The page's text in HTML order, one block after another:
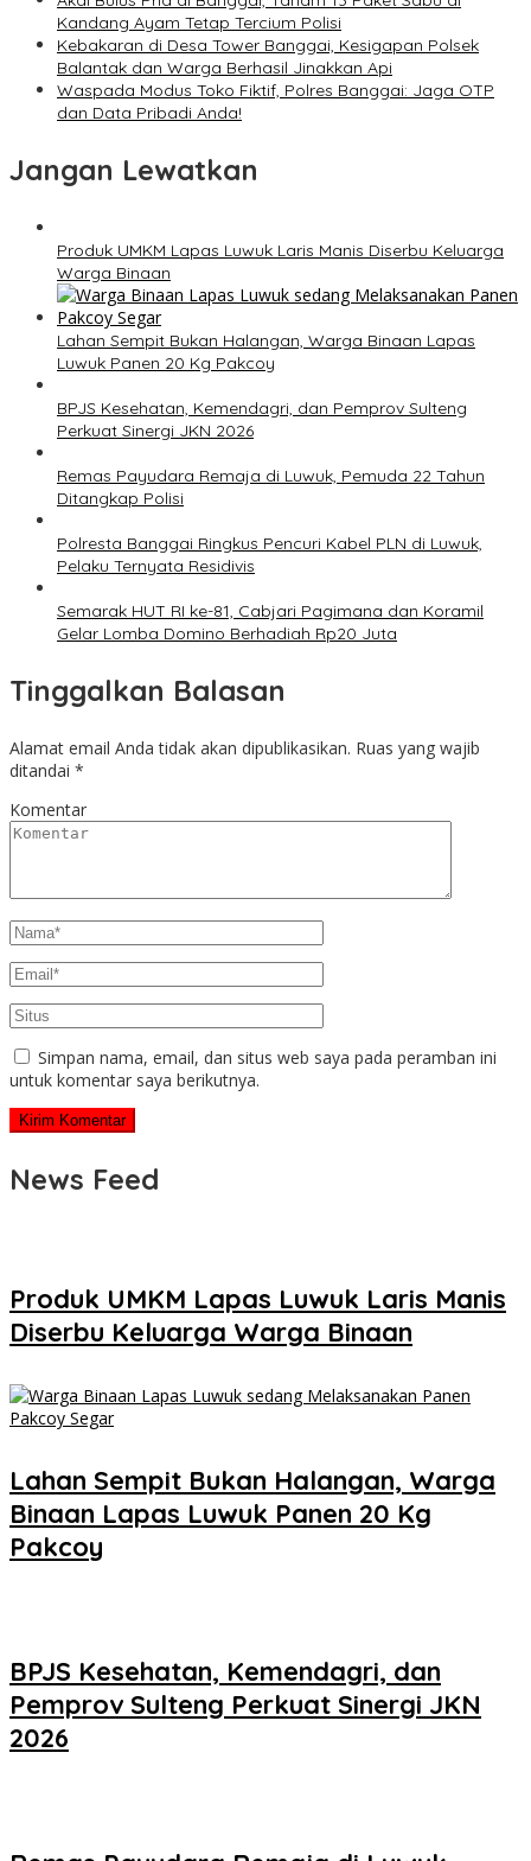
Kandang Ayam Tetap Tercium Polisi
Kebakaran di Desa Tower Banggai, Kesigapan Polsek
Balantak dan Warga Berhasil Jinakkan Api
Waspada Modus Toko Fiktif, Polres Banggai: Jaga OTP
dan Data Pribadi Anda!
Jangan Lewatkan
Produk UMKM Lapas Luwuk Laris Manis Diserbu Keluarga
Warga Binaan
Lahan Sempit Bukan Halangan, Warga Binaan Lapas
Luwuk Panen 20 Kg Pakcoy
BPJS Kesehatan, Kemendagri, dan Pemprov Sulteng
Perkuat Sinergi JKN 2026
Remas Payudara Remaja di Luwuk, Pemuda 22 Tahun
Ditangkap Polisi
Polresta Banggai Ringkus Pencuri Kabel PLN di Luwuk,
Pelaku Ternyata Residivis
Semarak HUT RI ke-81, Cabjari Pagimana dan Koramil
Gelar Lomba Domino Berhadiah Rp20 Juta
Tinggalkan Balasan
Alamat email Anda tidak akan dipublikasikan. Ruas yang wajib
ditandai *
Komentar
Simpan nama, email, dan situs web saya pada peramban ini
untuk komentar saya berikutnya.
News Feed
Produk UMKM Lapas Luwuk Laris Manis
Diserbu Keluarga Warga Binaan
Lahan Sempit Bukan Halangan, Warga
Binaan Lapas Luwuk Panen 20 Kg
Pakcoy
BPJS Kesehatan, Kemendagri, dan
Pemprov Sulteng Perkuat Sinergi JKN
2026